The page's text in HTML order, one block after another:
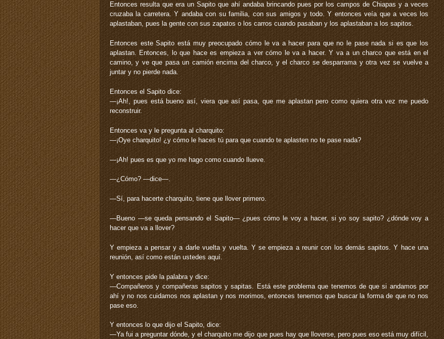
Entonces resulta que era un Sapito que ahí andaba brincando pues por los campos de Chiapas y a veces
cruzaba la carretera. Y andaba con su familia, con sus amigos y todo. Y entonces veía que a veces los
aplastaban, pues la gente con sus zapatos o los carros cuando pasaban y los aplastaban a los sapitos.
Entonces este Sapito está muy preocupado cómo le va a hacer para que no le pase nada si es que los
aplastan. Entonces, lo que hace es empieza a ver cómo le va a hacer. Y va a un charco que está en el
camino, y ve que pasa un camión encima del charco, y el charco se desparrama y otra vez se vuelve a
juntar y no pierde nada.
Entonces el Sapito dice:
—¡Ah!, pues está bueno así, viera que así pasa, que me aplastan pero como quiera otra vez me puedo
reconstruir.
Entonces va y le pregunta al charquito:
—¡Oye charquito! ¿y cómo le haces tú para que cuando te aplasten no te pase nada?
—¡Ah! pues es que yo me hago como cuando llueve.
—¿Cómo? —dice—.
—Sí, para hacerte charquito, tiene que llover primero.
—Bueno —se queda pensando el Sapito— ¿pues cómo le voy a hacer, si yo soy sapito? ¿dónde voy a
hacer que va a llover?
Y empieza a pensar y a darle vuelta y vuelta. Y se empieza a reunir con los demás sapitos. Y hace una
reunión, así como están ustedes aquí.
Y entonces pide la palabra y dice:
—Compañeros y compañeras sapitos y sapitas. Está este problema que tenemos de que si andamos por
ahí y no nos cuidamos nos aplastan y nos morimos, entonces tenemos que buscar la forma de que no nos
pase eso.
Y entonces lo que dijo el Sapito, dice:
—Ya fui a preguntar dónde, y el charquito me dijo que pues hay que lloverse, pero pues eso está muy difícil,